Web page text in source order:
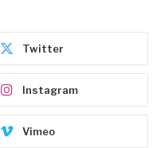
Twitter
Instagram
Vimeo